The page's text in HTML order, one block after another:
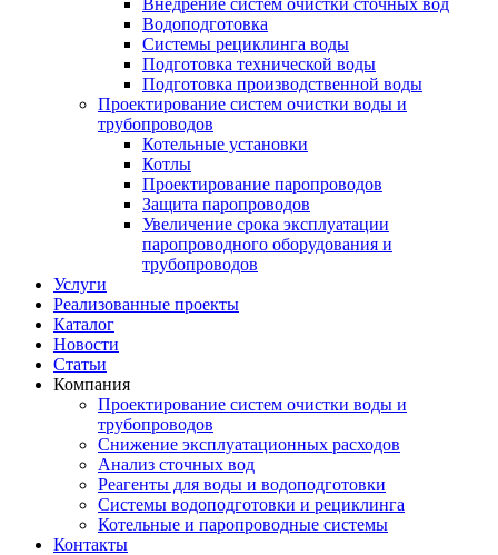
Внедрение систем очистки сточных вод
Водоподготовка
Системы рециклинга воды
Подготовка технической воды
Подготовка производственной воды
Проектирование систем очистки воды и
трубопроводов
Котельные установки
Котлы
Проектирование паропроводов
Защита паропроводов
Увеличение срока эксплуатации
паропроводного оборудования и
трубопроводов
Услуги
Реализованные проекты
Каталог
Новости
Статьи
Компания
Проектирование систем очистки воды и
трубопроводов
Снижение эксплуатационных расходов
Анализ сточных вод
Реагенты для воды и водоподготовки
Системы водоподготовки и рециклинга
Котельные и паропроводные системы
Контакты